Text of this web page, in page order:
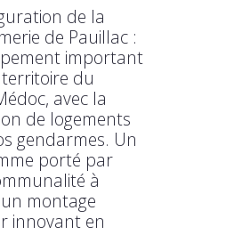
de la
de Pauillac :
important
du
avec la
de logements
gendarmes. Un
porté par
à
montage
innovant en